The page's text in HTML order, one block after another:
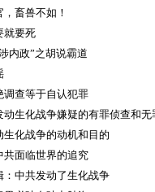
畜兽不如！
就要死
内政”之胡说霸道
调查等于自认犯罪
动生化战争嫌疑的有罪侦查和无
生化战争的动机和目的
共面临世界的追究
：中共发动了生化战争